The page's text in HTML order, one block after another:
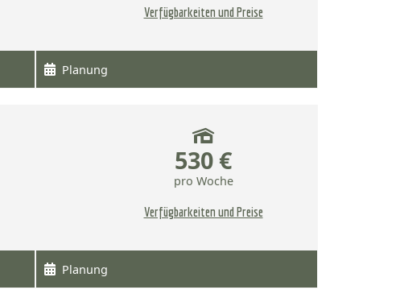
Verfügbarkeiten und Preise
Planung
530 €
pro Woche
Verfügbarkeiten und Preise
Planung